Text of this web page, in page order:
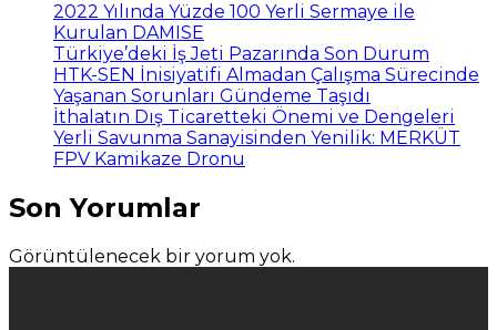
2022 Yılında Yüzde 100 Yerli Sermaye ile
Kurulan DAMISE
Türkiye’deki İş Jeti Pazarında Son Durum
HTK-SEN İnisiyatifi Almadan Çalışma Sürecinde
Yaşanan Sorunları Gündeme Taşıdı
İthalatın Dış Ticaretteki Önemi ve Dengeleri
Yerli Savunma Sanayisinden Yenilik: MERKÜT
FPV Kamikaze Dronu
Son Yorumlar
Görüntülenecek bir yorum yok.